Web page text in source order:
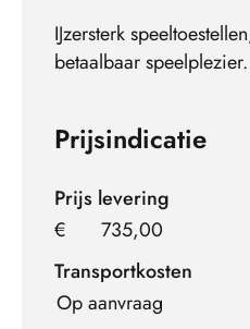
IJzersterk
betaalbaar speelplezier.
Prijsindicatie
Prijs levering
€
735,00
Transportkosten
Op aanvraag